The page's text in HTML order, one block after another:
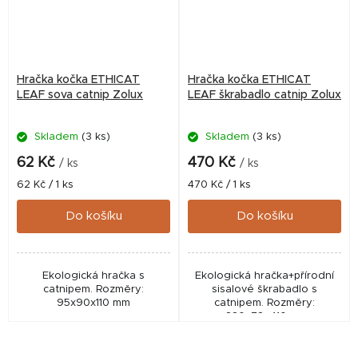
Hračka kočka ETHICAT
LEAF sova catnip Zolux
Skladem (3 ks)
62 Kč / ks
Měrná
cena:
62 Kč / 1 ks
Do košíku
Ekologická hračka s
catnipem. Rozměry:
95x90x110 mm
Hračka kočka ETHICAT
LEAF škrabadlo catnip Zolux
Skladem (3 ks)
470 Kč / ks
Měrná
cena:
470 Kč / 1 ks
Do košíku
Ekologická hračka+přírodní
sisalové škrabadlo s
catnipem. Rozměry:
330x78x410mm